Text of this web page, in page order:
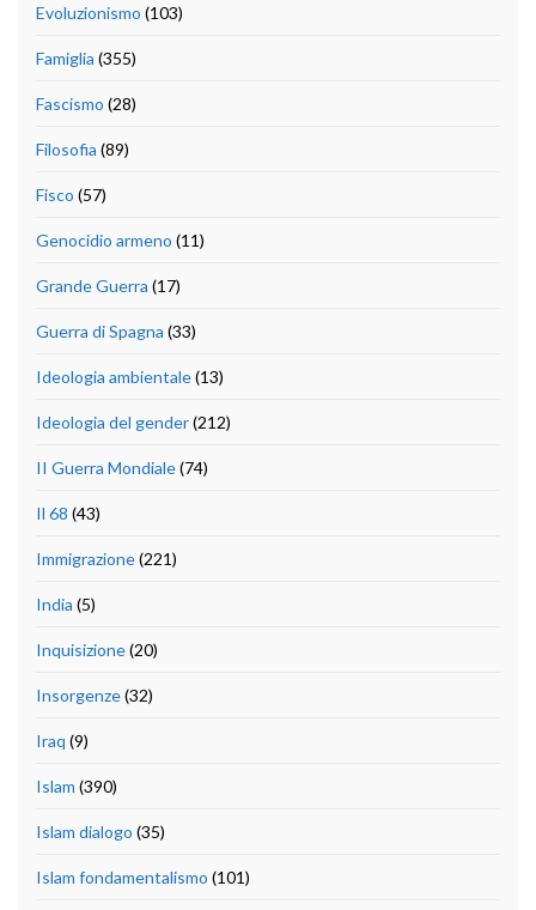
Evoluzionismo (103)
Famiglia (355)
Fascismo (28)
Filosofia (89)
Fisco (57)
Genocidio armeno (11)
Grande Guerra (17)
Guerra di Spagna (33)
Ideologia ambientale(13)
Ideologia del gender(212)
II Guerra Mondiale(74)
Il 68 (43)
Immigrazione(221)
India (5)
Inquisizione(20)
Insorgenze(32)
Iraq (9)
Islam (390)
Islam dialogo (35)
Islam fondamentalismo (101)